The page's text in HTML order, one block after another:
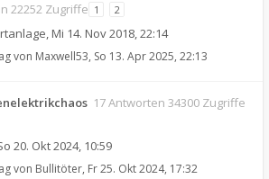
22252 Zugriffe 1 2
, Mi 14. Nov 2018, 22:14
von Maxwell53, So 13. Apr 2025, 22:13
17 Antworten 34300 Zugriffe
20. Okt 2024, 10:59
von Bullitöter, Fr 25. Okt 2024, 17:32